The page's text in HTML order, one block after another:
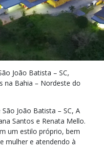
João Batista – SC,
na Bahia – Nordeste do
João Batista – SC, A
Santos e Renata Mello.
um estilo próprio, bem
mulher e atendendo à